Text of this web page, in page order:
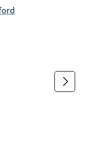
disponible pour le